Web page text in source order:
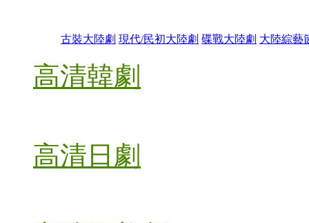
古裝大陸劇 現代/民初大陸劇 碟戰大陸劇 大陸綜藝
高清韓劇
高清日劇